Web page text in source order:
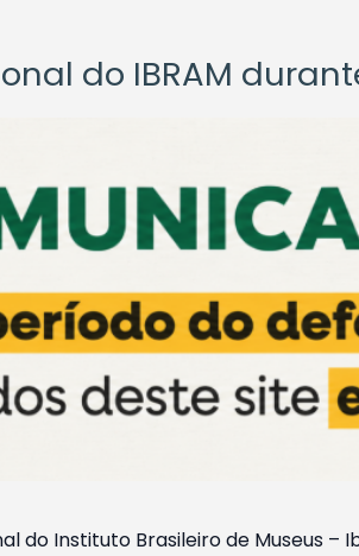
do IBRAM
do Instituto Brasileiro de Museus